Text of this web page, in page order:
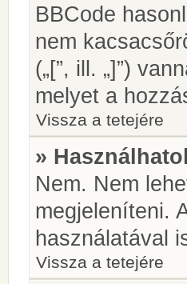
BBCode
nem
(„[”, ill. „]”)
melyet a
Vissza a tetejére
»
Nem. Nem
megjeleníteni.
használatával
Vissza a tetejére